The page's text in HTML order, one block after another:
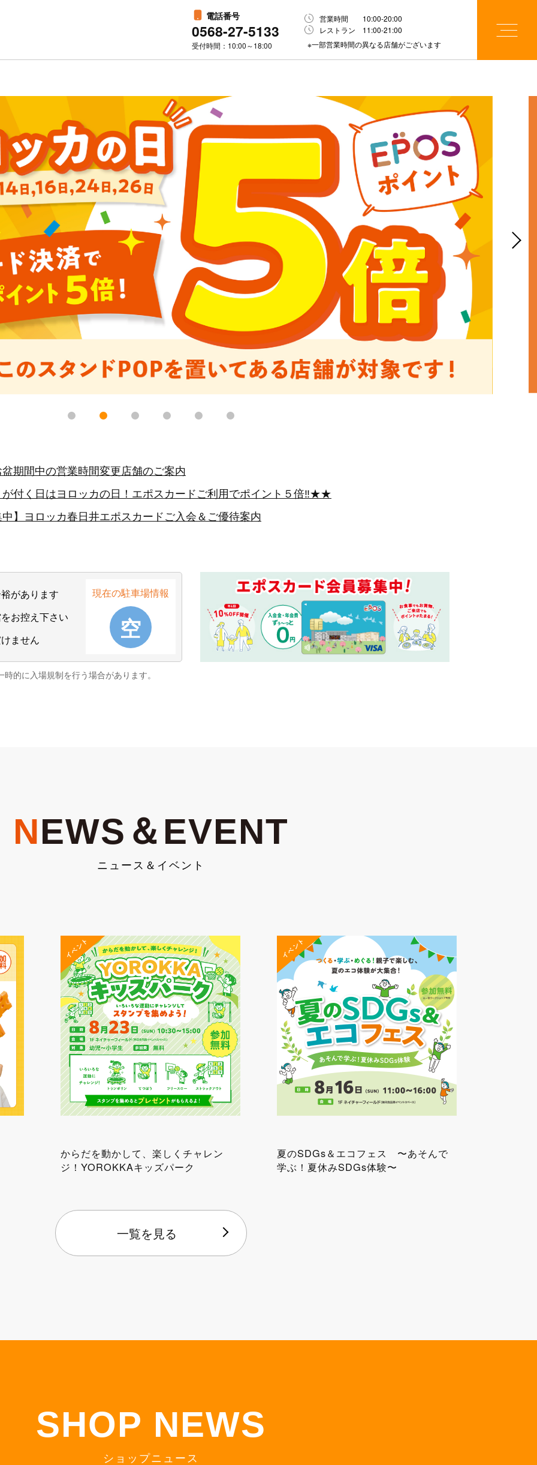
電話番号
0568-27-5133
受付時間：10:00～18:00
営業時間 10:00-20:00
レストラン 11:00-21:00
※一部営業時間の異なる店舗がございます
期間中の営業時間変更店舗のご案内
付く日はヨロッカの日！エポスカードご利用でポイント５倍‼★★
】ヨロッカ春日井エポスカードご入会＆ご優待案内
があります
お控え下さい
ません
現在の駐車場情報
時的に入場規制を行う場合があります。
NEWS＆EVENT
ニュース＆イベント
イベント
からだを動かして、楽しくチャレン
ジ！YOROKKAキッズパーク
イベント
夏のSDGs＆エコフェス 〜あそんで
学ぶ！夏休みSDGs体験〜
一覧を見る
SHOP NEWS
ショップニュース